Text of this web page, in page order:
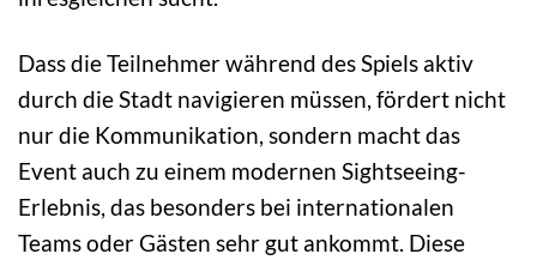
Dass die Teilnehmer während des Spiels aktiv
durch die Stadt navigieren müssen, fördert nicht
nur die Kommunikation, sondern macht das
Event auch zu einem modernen Sightseeing-
Erlebnis, das besonders bei internationalen
Teams oder Gästen sehr gut ankommt. Diese